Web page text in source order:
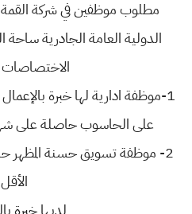
مطلوب موظفين في شركة القمة
الدولية العامة الجادرية
الاختصاصات
1-موظفة ادارية لها خبرة
على الحاسوب حاصلة على
2- موظفة تسويق حسنة المظهر
الأقل
لديها خبرة